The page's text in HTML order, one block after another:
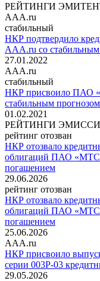
РЕЙТИНГИ
AAA.ru
стабильный
НКР подтвердило
AAA.ru со
27.01.2022
AAA.ru
стабильный
НКР присвоило ПАО
стабильным прогнозом
01.02.2021
РЕЙТИНГИ
рейтинг отозван
НКР отозвало
облигаций ПАО «МТС»
погашением
29.06.2026
рейтинг отозван
НКР отозвало
облигаций ПАО «МТС»
погашением
25.06.2026
AAA.ru
НКР присвоило
серии 003Р-03
29.05.2026